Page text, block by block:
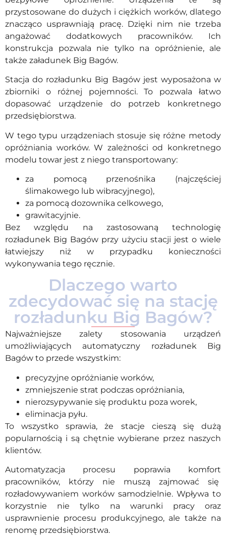
przystosowane do dużych i ciężkich worków, dlatego
znacząco usprawniają pracę. Dzięki nim nie trzeba
angażować dodatkowych pracowników. Ich
konstrukcja pozwala nie tylko na opróżnienie, ale
także załadunek Big Bagów.
Stacja do rozładunku Big Bagów jest wyposażona w
zbiorniki o różnej pojemności. To pozwala łatwo
dopasować urządzenie do potrzeb konkretnego
przedsiębiorstwa.
W tego typu urządzeniach stosuje się różne metody
opróżniania worków. W zależności od konkretnego
modelu towar jest z niego transportowany:
za pomocą przenośnika (najczęściej
ślimakowego lub wibracyjnego),
za pomocą dozownika celkowego,
grawitacyjnie.
Bez względu na zastosowaną technologię
rozładunek Big Bagów przy użyciu stacji jest o wiele
łatwiejszy niż w przypadku konieczności
wykonywania tego ręcznie.
Dlaczego warto
zdecydować się na stację
rozładunku Big Bagów?
Najważniejsze zalety stosowania urządzeń
umożliwiających automatyczny rozładunek Big
Bagów to przede wszystkim:
precyzyjne opróżnianie worków,
zmniejszenie strat podczas opróżniania,
nierozsypywanie się produktu poza worek,
eliminacja pyłu.
To wszystko sprawia, że stacje cieszą się dużą
popularnością i są chętnie wybierane przez naszych
klientów.
Automatyzacja procesu poprawia komfort
pracowników, którzy nie muszą zajmować się
rozładowywaniem worków samodzielnie. Wpływa to
korzystnie nie tylko na warunki pracy oraz
usprawnienie procesu produkcyjnego, ale także na
renomę przedsiębiorstwa.